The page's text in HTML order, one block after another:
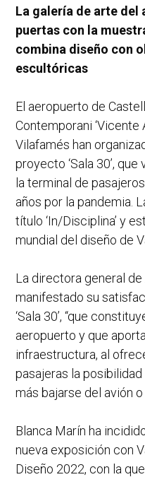
La galería de arte del
puertas con la
combina diseño con
escultóricas
El aeropuerto de
Contemporani ‘Vicente
Vilafamés han
proyecto ‘Sala 30’,
la terminal de
años por la pandemia.
título ‘In/Disciplina’ y
mundial del diseño de
La directora general de
manifestado su
‘Sala 30’, “que
aeropuerto y que
infraestructura, al
pasajeras la
más bajarse del avión
Blanca Marín ha
nueva exposición con
Diseño 2022, con la